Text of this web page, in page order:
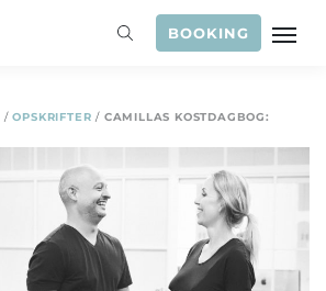
BOOKING
/OPSKRIFTER / CAMILLAS KOSTDAGBOG: